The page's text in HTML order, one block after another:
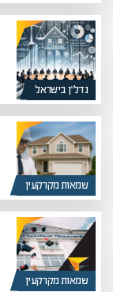
נדל”ן בישראל
שמאות מקרקעין
שמאות מקרקעין